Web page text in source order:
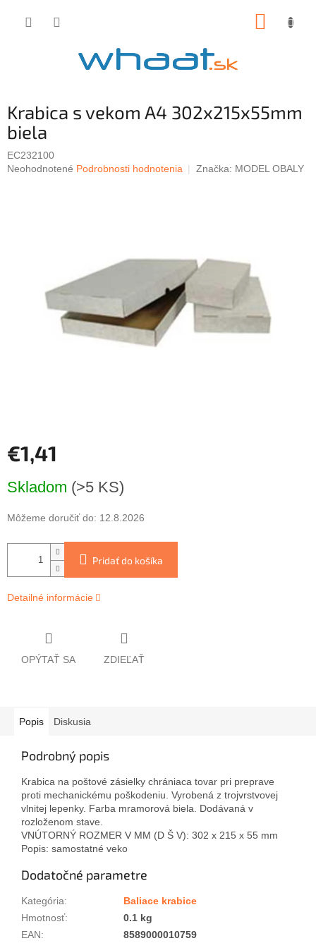
Krabica s vekom A4 302x215x55mm
biela
EC232100
Priemerné
Neohodnotené Podrobnosti hodnotenia Značka: MODEL OBALY
€1,41
cena:
Skladom (>5 KS)
Môžeme doručiť do: 12.8.2026
Pridať do košíka
Detailné informácie
OPÝTAŤ SA ZDIEĽAŤ
Popis Diskusia
Podrobný popis
Krabica na poštové zásielky chrániaca tovar pri preprave
proti mechanickému poškodeniu. Vyrobená z trojvrstvovej
vlnitej lepenky. Farba mramorová biela. Dodávaná v
rozloženom stave.
VNÚTORNÝ ROZMER V MM (D Š V): 302 x 215 x 55 mm
Popis: samostatné veko
Dodatočné parametre
Kategória:
Baliace krabice
Hmotnosť:
0.1 kg
EAN:
8589000010759